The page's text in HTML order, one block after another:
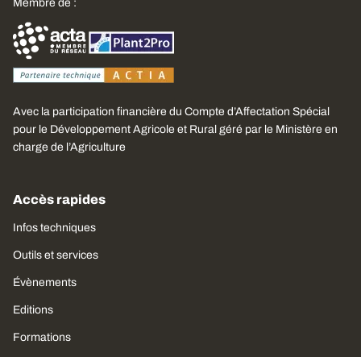
Membre de :
Avec la participation financière du Compte d’Affectation Spécial
pour le Développement Agricole et Rural géré par le Ministère en
charge de l’Agriculture
Accès rapides
Infos techniques
Outils et services
Évènements
Editions
Formations